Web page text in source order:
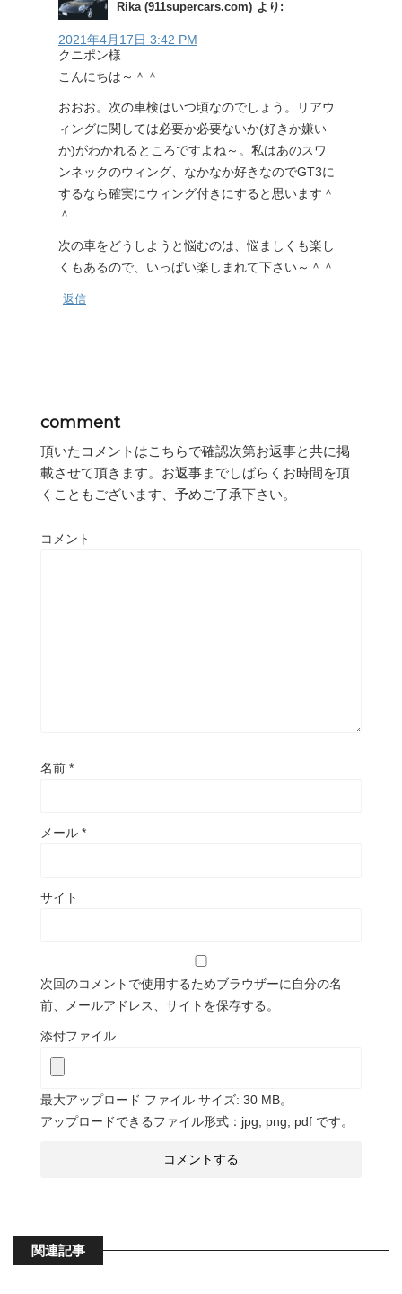
Rika (911supercars.com) より:
2021年4月17日 3:42 PM
クニポン様
こんにちは～＾＾
おおお。次の車検はいつ頃なのでしょう。リアウ
ィングに関しては必要か必要ないか(好きか嫌い
か)がわかれるところですよね～。私はあのスワ
ンネックのウィング、なかなか好きなのでGT3に
するなら確実にウィング付きにすると思います＾
＾
次の車をどうしようと悩むのは、悩ましくも楽し
くもあるので、いっぱい楽しまれて下さい～＾＾
返信
comment
頂いたコメントはこちらで確認次第お返事と共に掲
載させて頂きます。お返事までしばらくお時間を頂
くこともございます、予めご了承下さい。
コメント
名前 *
メール *
サイト
次回のコメントで使用するためブラウザーに自分の名
前、メールアドレス、サイトを保存する。
添付ファイル
最大アップロード ファイル サイズ: 30 MB。
アップロードできるファイル形式：jpg, png, pdf です。
関連記事